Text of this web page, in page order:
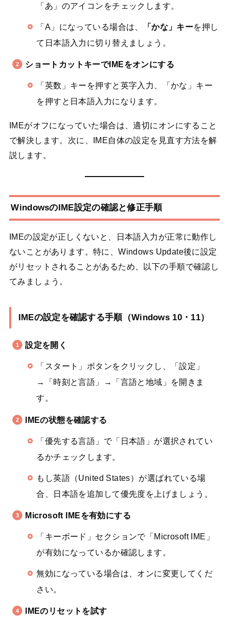
「あ」のアイコンをチェックします。
「A」になっている場合は、 「かな」キーを押し
て日本語入力に切り替えましょう。
ショートカットキーでIMEをオンにする
「英数」キーを押すと英字入力、「かな」キー
を押すと日本語入力になります。
IMEがオフになっていた場合は、適切にオンにすること
で解決します。次に、IME自体の設定を見直す方法を解
説します。
WindowsのIME設定の確認と修正手順
IMEの設定が正しくないと、日本語入力が正常に動作し
ないことがあります。特に、Windows Update後に設定
がリセットされることがあるため、以下の手順で確認し
てみましょう。
IMEの設定を確認する手順（Windows 10・11）
設定を開く
「スタート」ボタンをクリックし、「設定」
→「時刻と言語」→「言語と地域」を開きま
す。
IMEの状態を確認する
「優先する言語」で「日本語」が選択されてい
るかチェックします。
もし英語（United States）が選ばれている場
合、日本語を追加して優先度を上げましょう。
Microsoft IMEを有効にする
「キーボード」セクションで「Microsoft IME」
が有効になっているか確認します。
無効になっている場合は、オンに変更してくだ
さい。
IMEのリセットを試す